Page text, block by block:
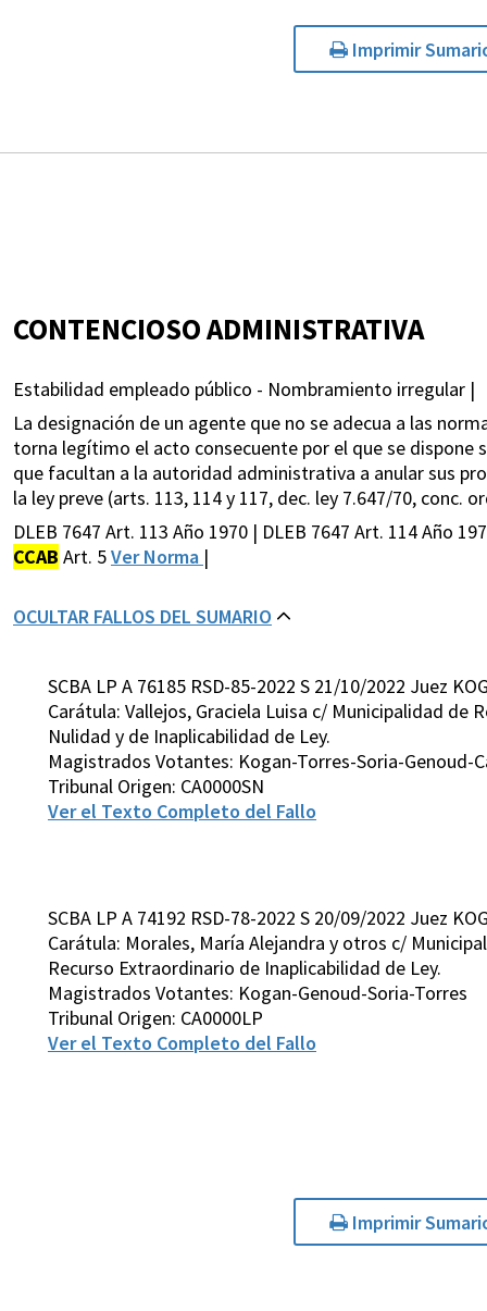
Imprimir
CONTENCIOSO ADMINISTRATIVA
Estabilidad empleado público - Nombramiento irregular |
La designación de un agente que no se adecua a las
torna legítimo el acto consecuente por el que se dispone
que facultan a la autoridad administrativa a anular sus
la ley preve (arts. 113, 114 y 117, dec. ley 7.647/70, conc.
DLEB 7647 Art. 113 Año 1970 | DLEB 7647 Art. 114 Año
CCAB Art. 5Ver Norma |
OCULTAR FALLOS DEL SUMARIO
SCBA LP A 76185 RSD-85-2022 S 21/10/2022 Juez
Carátula: Vallejos, Graciela Luisa c/ Municipalidad
Nulidad y de Inaplicabilidad de Ley.
Magistrados Votantes: Kogan-Torres-Soria-Genoud-
Tribunal Origen: CA0000SN
Ver el Texto Completo del Fallo
SCBA LP A 74192 RSD-78-2022 S 20/09/2022 Juez
Carátula: Morales, María Alejandra y otros c/
Recurso Extraordinario de Inaplicabilidad de Ley.
Magistrados Votantes: Kogan-Genoud-Soria-Torres
Tribunal Origen: CA0000LP
Ver el Texto Completo del Fallo
Imprimir